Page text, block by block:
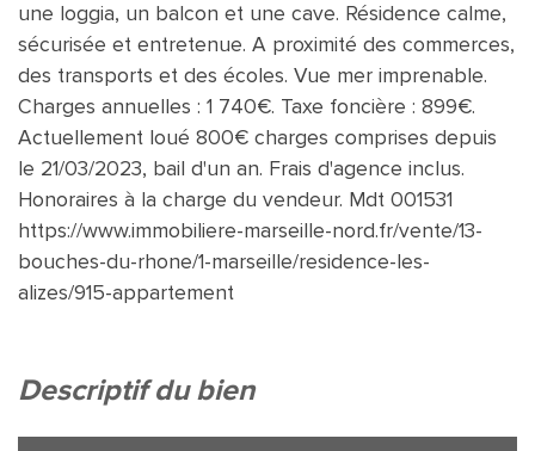
une loggia, un balcon et une cave. Résidence calme,
sécurisée et entretenue. A proximité des commerces,
des transports et des écoles. Vue mer imprenable.
Charges annuelles : 1 740€. Taxe foncière : 899€.
Actuellement loué 800€ charges comprises depuis
le 21/03/2023, bail d'un an. Frais d'agence inclus.
Honoraires à la charge du vendeur. Mdt 001531
https://www.immobiliere-marseille-nord.fr/vente/13-
bouches-du-rhone/1-marseille/residence-les-
alizes/915-appartement
descriptif du bien